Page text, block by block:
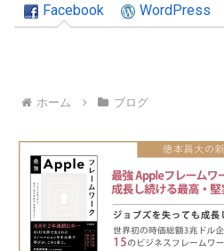
Facebook WordPress
ホーム ブログ